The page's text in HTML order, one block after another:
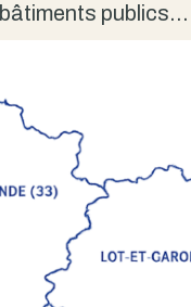
bâtiments publics…